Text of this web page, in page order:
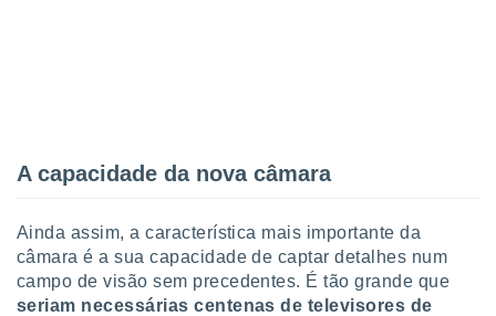
medir
da
medir o
dos
A capacidade da nova câmara
Ainda assim, a característica mais importante da
câmara é a sua capacidade de captar detalhes num
campo de visão sem precedentes. É tão grande que
seriam necessárias centenas de televisores de